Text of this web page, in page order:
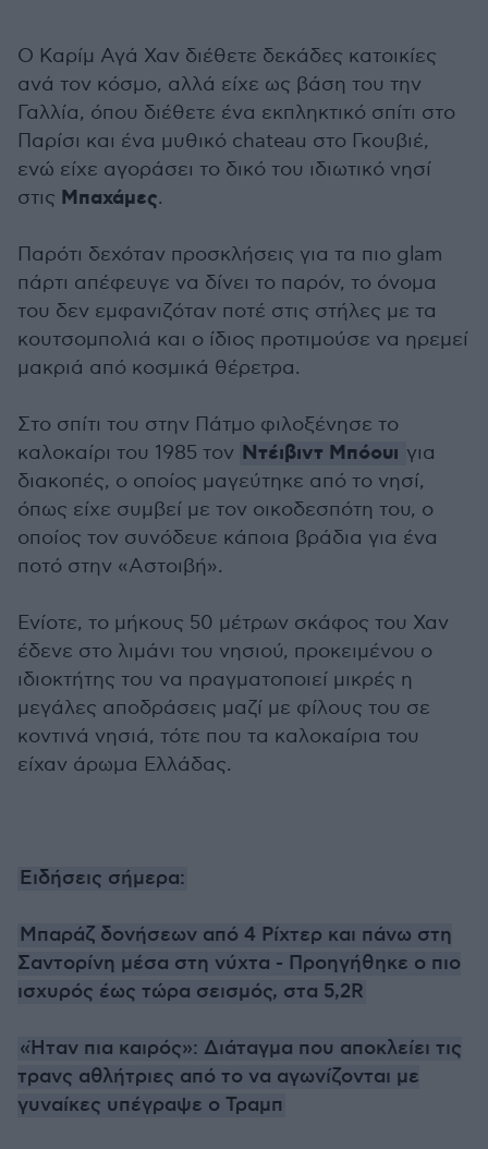
Ο Καρίμ Αγά Χαν διέθετε δεκάδες κατοικίες
ανά τον κόσμο, αλλά είχε ως βάση του την
Γαλλία, όπου διέθετε ένα εκπληκτικό σπίτι στο
Παρίσι και ένα μυθικό chateau στο Γκουβιέ,
ενώ είχε αγοράσει το δικό του ιδιωτικό νησί
στις Μπαχάμες.
Παρότι δεχόταν προσκλήσεις για τα πιο glam
πάρτι απέφευγε να δίνει το παρόν, το όνομα
του δεν εμφανιζόταν ποτέ στις στήλες με τα
κουτσομπολιά και ο ίδιος προτιμούσε να ηρεμεί
μακριά από κοσμικά θέρετρα.
Στο σπίτι του στην Πάτμο φιλοξένησε το
καλοκαίρι του 1985 τον Ντέιβιντ Μπόουι για
διακοπές, ο οποίος μαγεύτηκε από το νησί,
όπως είχε συμβεί με τον οικοδεσπότη του, ο
οποίος τον συνόδευε κάποια βράδια για ένα
ποτό στην «Αστοιβή».
Ενίοτε, το μήκους 50 μέτρων σκάφος του Χαν
έδενε στο λιμάνι του νησιού, προκειμένου ο
ιδιοκτήτης του να πραγματοποιεί μικρές η
μεγάλες αποδράσεις μαζί με φίλους του σε
κοντινά νησιά, τότε που τα καλοκαίρια του
είχαν άρωμα Ελλάδας.
Ειδήσεις σήμερα:
Μπαράζ δονήσεων από 4 Ρίχτερ και πάνω στη
Σαντορίνη μέσα στη νύχτα - Προηγήθηκε ο πιο
ισχυρός έως τώρα σεισμός, στα 5,2R
«Ήταν πια καιρός»: Διάταγμα που αποκλείει τις
τρανς αθλήτριες από το να αγωνίζονται με
γυναίκες υπέγραψε ο Τραμπ